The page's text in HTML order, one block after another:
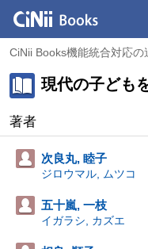
CiNii Books機能統合対応
現代の子ども
著者
次良丸, 睦子
ジロウマル, ムツコ
五十嵐, 一枝
イガラシ, カズエ